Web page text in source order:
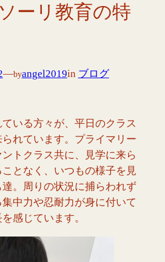
ーリ教育の特
—byangel2019in ブログ
いる方々が、平日のクラス
れています。プライマリー
トクラス共に、見学に来ら
となく、いつもの様子を見
。周りの状況に捕らわれず
中力や忍耐力が身に付いて
感じています。